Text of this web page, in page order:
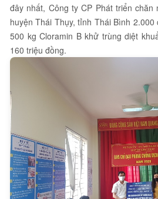
đây nhất, Công ty CP Phát triển
huyện Thái Thụy, tỉnh Thái Bình
500 kg Cloramin B khử trùng diệt
160 triệu đồng.